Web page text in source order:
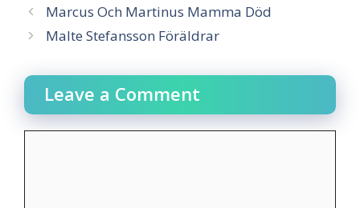
Marcus Och Martinus Mamma Död
Malte Stefansson Föräldrar
Leave a Comment